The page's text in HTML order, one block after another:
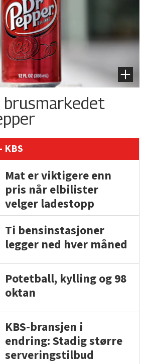
brusmarkedet
Mat er viktigere enn
pris når elbilister
velger ladestopp
Ti bensinstasjoner
legger ned hver måned
Potetball, kylling og 98
oktan
KBS-bransjen i
endring: Stadig større
serveringstilbud